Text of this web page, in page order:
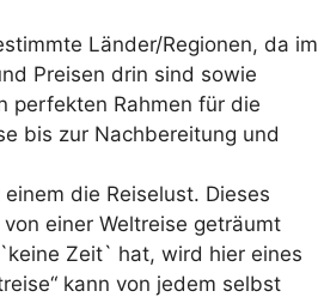
Länder/Regionen, da im
Preisen drin sind sowie
perfekten Rahmen für die
bis zur Nachbereitung und
die Reiselust. Dieses
einer Weltreise geträumt
Zeit` hat, wird hier eines
kann von jedem selbst